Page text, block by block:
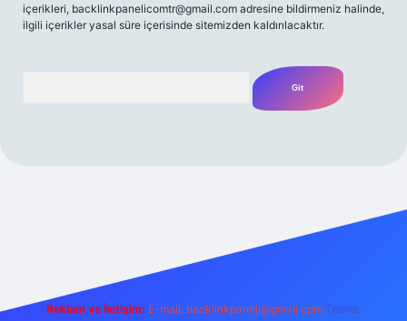
içerikleri, backlinkpanelicomtr@gmail.com adresine bildirmeniz halinde,
ilgili içerikler yasal süre içerisinde sitemizden kaldırılacaktır.
Reklam ve İletişim: E-mail: backlinkpaneli@gmail.com Teams: